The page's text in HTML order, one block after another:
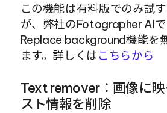
この機能は有料版でのみ試
が、弊社のFotographer AI
Replace background機能を
ます。詳しくは こちらから
Text remover：画像に映
スト情報を削除